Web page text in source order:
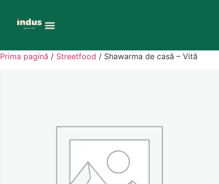
Prima pagină / Streetfood / Shawarma de casă – Vită